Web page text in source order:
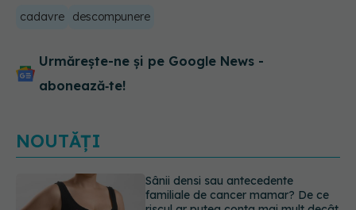
cadavre descompunere
Urmărește-ne și pe Google News -
abonează‑te!
NOUTĂȚI
Nu trebuie să mănânci mai puțin ca